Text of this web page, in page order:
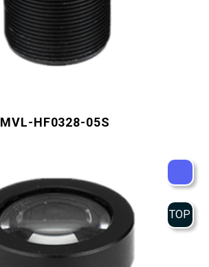
MVL-HF0328-05S
TOP